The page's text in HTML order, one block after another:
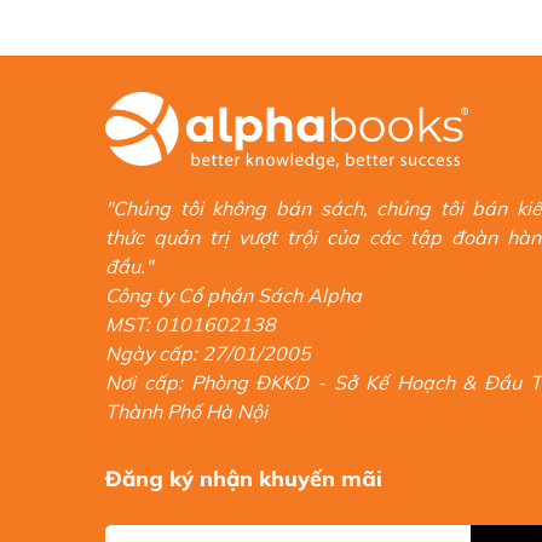
"Chúng tôi không bán sách, chúng tôi bán
thức quản trị vượt trội của các tập đoàn
đầu."
Công ty Cổ phần Sách Alpha
MST: 0101602138
Ngày cấp: 27/01/2005
Nơi cấp: Phòng ĐKKD - Sở Kế Hoạch & Đầu
Thành Phố Hà Nội
Đăng ký nhận khuyến mãi